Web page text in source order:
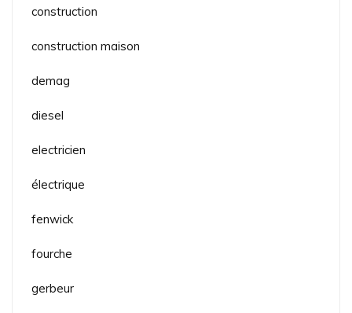
construction
construction maison
demag
diesel
electricien
électrique
fenwick
fourche
gerbeur